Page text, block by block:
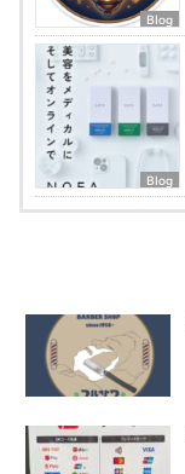
Blog
Blog